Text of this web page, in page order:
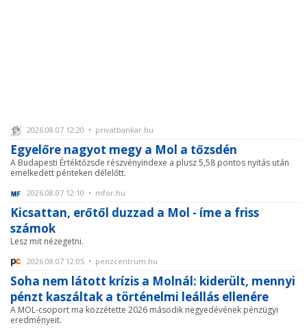
2026.08.07 12:20 • privatbankar.hu
Egyelőre nagyot megy a Mol a tőzsdén
A Budapesti Értéktőzsde részvényindexe a plusz 5,58 pontos nyitás után
emelkedett pénteken délelőtt.
2026.08.07 12:10 • mfor.hu
Kicsattan, erőtől duzzad a Mol - íme a friss
számok
Lesz mit nézegetni.
2026.08.07 12:05 • penzcentrum.hu
Soha nem látott krízis a Molnál: kiderült, mennyi
pénzt kaszáltak a történelmi leállás ellenére
A MOL-csoport ma közzétette 2026 második negyedévének pénzügyi
eredményeit.